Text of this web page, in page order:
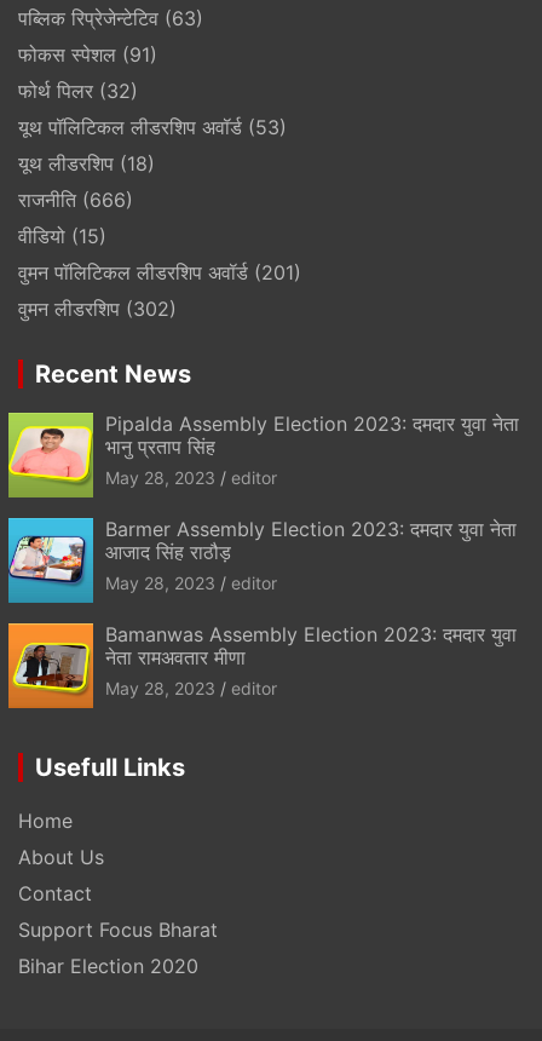
पब्लिक रिप्रेजेन्टेटिव (63)
फोकस स्पेशल (91)
फोर्थ पिलर (32)
यूथ पॉलिटिकल लीडरशिप अवॉर्ड (53)
यूथ लीडरशिप (18)
राजनीति (666)
वीडियो (15)
वुमन पॉलिटिकल लीडरशिप अवॉर्ड (201)
वुमन लीडरशिप (302)
Recent News
Pipalda Assembly Election 2023: दमदार युवा नेता
भानु प्रताप सिंह
May 28, 2023 editor
Barmer Assembly Election 2023: दमदार युवा नेता
आजाद सिंह राठौड़
May 28, 2023 editor
Bamanwas Assembly Election 2023: दमदार युवा
नेता रामअवतार मीणा
May 28, 2023 editor
Usefull Links
Home
About Us
Contact
Support Focus Bharat
Bihar Election 2020